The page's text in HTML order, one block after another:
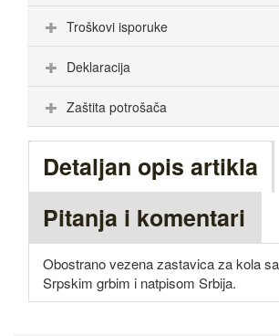
Troškovi isporuke
Deklaracija
Zaštita potrošača
Detaljan opis artikla
Pitanja i komentari
Obostrano vezena zastavica za kola sa
Srpskim grbim i natpisom Srbija.